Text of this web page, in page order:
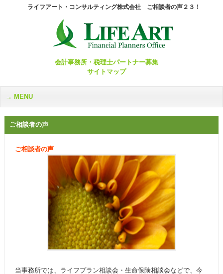
ライフアート・コンサルティング株式会社 ご相談者の声２３！
会計事務所・税理士パートナー募集
サイトマップ
MENU
ご相談者の声
ご相談者の声
当事務所では、ライフプラン相談会・生命保険相談会などで、今